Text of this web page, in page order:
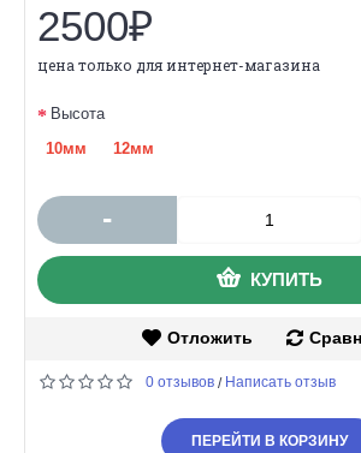
2500₽
цена только для интернет-магазина
Высота
10мм
12мм
-
КУПИТЬ
Отложить
0 отзывов / Написать отзыв
ПЕРЕЙТИ В КОРЗИНУ